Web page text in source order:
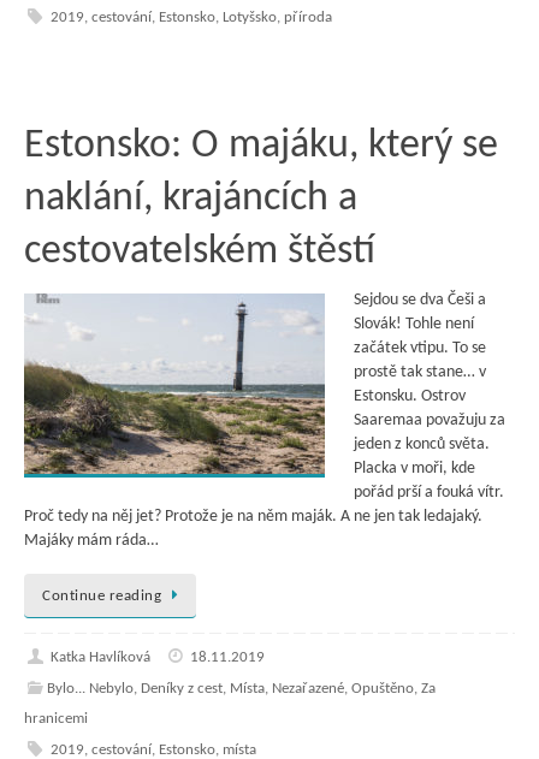
2019, cestování, Estonsko, Lotyšsko, příroda
Estonsko: O majáku, který se
naklání, krajáncích a
cestovatelském štěstí
Sejdou se dva Češi a
Slovák! Tohle není
začátek vtipu. To se
prostě tak stane… v
Estonsku. Ostrov
Saaremaa považuju za
jeden z konců světa.
Placka v moři, kde
pořád prší a fouká vítr.
Proč tedy na něj jet? Protože je na něm maják. A ne jen tak ledajaký.
Majáky mám ráda…
Continue reading
Katka Havlíková
18.11.2019
Bylo... Nebylo, Deníky z cest, Místa, Nezařazené, Opuštěno, Za
hranicemi
2019, cestování, Estonsko, místa